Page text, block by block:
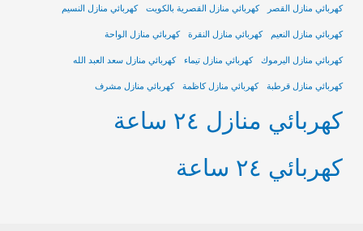
كهربائي منازل القصر كهربائي منازل القصرية بالكويت كهربائي منازل النسيم
كهربائي منازل النعيم كهربائي منازل النقرة كهربائي منازل الواحة
كهربائي منازل اليرموك كهربائي منازل تيماء كهربائي منازل سعد العبد الله
كهربائي منازل قرطبة كهربائي منازل كاظمة كهربائي منازل مشرف
كهربائي منازل ٢٤ ساعة
كهربائي ٢٤ ساعة